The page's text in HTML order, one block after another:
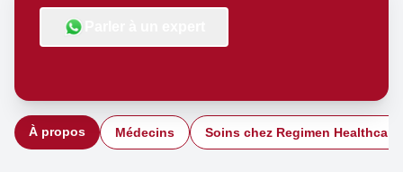
À propos Médecins Soins chez Regimen Healthcare